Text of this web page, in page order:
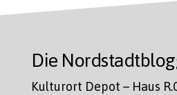
Die
Kulturort Depot – Haus